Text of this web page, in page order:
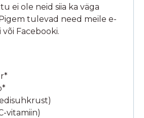
ei ole neid siia ka väga
tulevad need meile e-
Facebooki.
vitamiin)